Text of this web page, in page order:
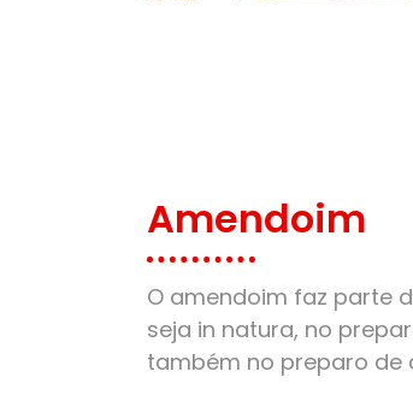
Amendoim
O amendoim faz parte
seja in natura, no
também no preparo de